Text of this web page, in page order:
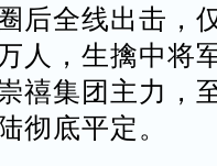
后全线出击，
人，生擒中将
禧集团主力，
彻底平定。